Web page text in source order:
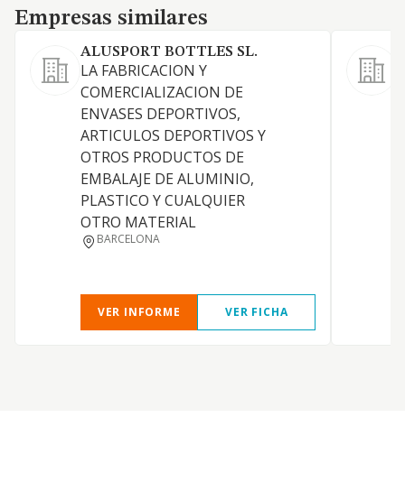
Empresas similares
Empresas similares
ALUSPORT BOTTLES SL.
LA FABRICACION Y
COMERCIALIZACION DE
ENVASES DEPORTIVOS,
ARTICULOS DEPORTIVOS Y
OTROS PRODUCTOS DE
EMBALAJE DE ALUMINIO,
PLASTICO Y CUALQUIER
OTRO MATERIAL
BARCELONA
VER INFORME VER FICHA